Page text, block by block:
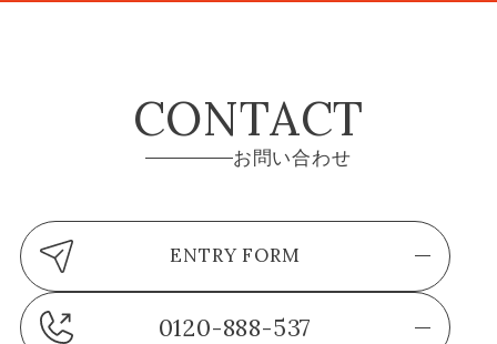
CONTACT
お問い合わせ
ENTRY FORM
0120-888-537